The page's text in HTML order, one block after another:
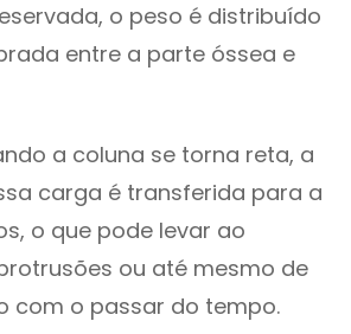
o peso é distribuído
entre a parte óssea e
a coluna se torna reta, a
carga é transferida para a
o que pode levar ao
ou até mesmo de
com o passar do tempo.